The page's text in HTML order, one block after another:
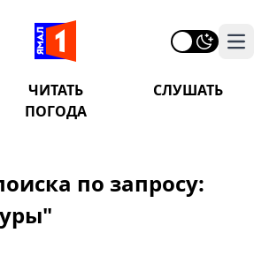
ЧИТАТЬ
СЛУШАТЬ
ПОГОДА
по запросу: